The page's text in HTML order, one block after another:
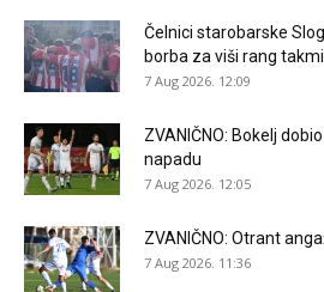
Čelnici starobarske
borba za viši rang
7 Aug 2026. 12:09
ZVANIČNO: Bokelj
napadu
7 Aug 2026. 12:05
ZVANIČNO: Otrant
7 Aug 2026. 11:36